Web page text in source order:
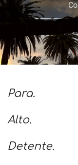
Para.
Alto.
Detente.